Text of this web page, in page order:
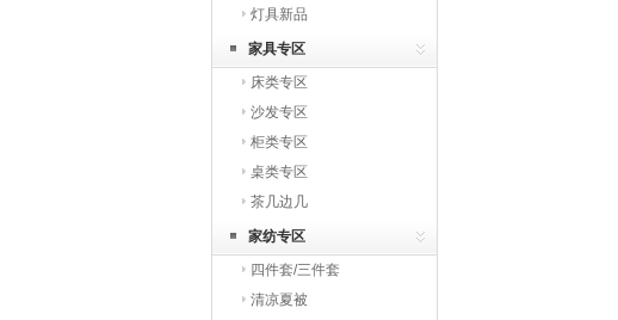
灯具新品
家具专区
床类专区
沙发专区
柜类专区
桌类专区
茶几边几
家纺专区
四件套/三件套
清凉夏被